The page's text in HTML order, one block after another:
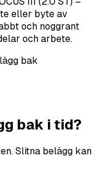
eller byte av
och noggrant
och arbete.
bak
bak i tid?
Slitna belägg kan